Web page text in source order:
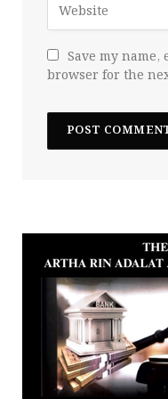
Save my
browser for the